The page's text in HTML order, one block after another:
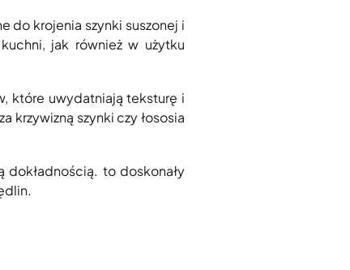
do krojenia szynki suszonej i
jak również w użytku
które uwydatniają teksturę i
krzywizną szynki czy łososia
to doskonały